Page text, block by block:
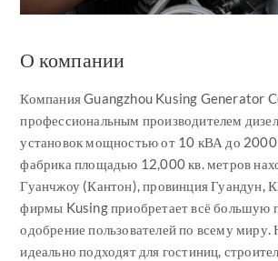
О компании
Компания Guangzhou Kusing Generator
профессиональным производителем
установок мощностью от 10 кВА до
фабрика площадью 12,000 кв. метров
Гуанчжоу (Кантон), провинция Гуандун,
фирмы Kusing приобретает всё большую
одобрение пользователей по всему
идеально подходят для гостиниц,